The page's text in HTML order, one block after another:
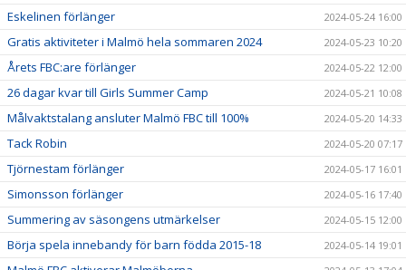
Eskelinen förlänger 2024-05-24 16:00
Gratis aktiviteter i Malmö hela sommaren 2024 2024-05-23 10:20
Årets FBC:are förlänger 2024-05-22 12:00
26 dagar kvar till Girls Summer Camp 2024-05-21 10:08
Målvaktstalang ansluter Malmö FBC till 100% 2024-05-20 14:33
Tack Robin 2024-05-20 07:17
Tjörnestam förlänger 2024-05-17 16:01
Simonsson förlänger 2024-05-16 17:40
Summering av säsongens utmärkelser 2024-05-15 12:00
Börja spela innebandy för barn födda 2015-18 2024-05-14 19:01